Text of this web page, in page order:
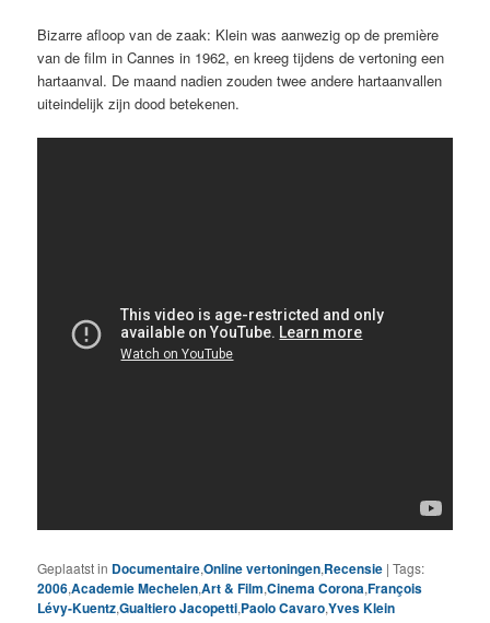
Bizarre afloop van de zaak: Klein was aanwezig op de première
van de film in Cannes in 1962, en kreeg tijdens de vertoning een
hartaanval. De maand nadien zouden twee andere hartaanvallen
uiteindelijk zijn dood betekenen.
Geplaatst in Documentaire,Online vertoningen,Recensie |Tags:
2006,Academie Mechelen,Art & Film,Cinema Corona,François
Lévy-Kuentz,Gualtiero Jacopetti,Paolo Cavaro,Yves Klein